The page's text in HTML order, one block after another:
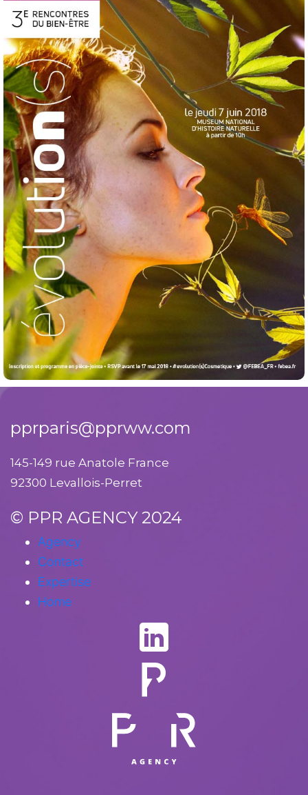
pprparis@pprww.com
145-149 rue Anatole France
92300 Levallois-Perret
© PPR AGENCY 2024
Agency
Contact
Expertise
Home